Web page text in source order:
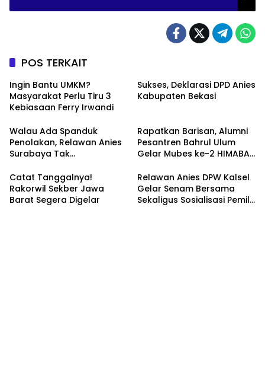
POS TERKAIT
Ingin Bantu UMKM?
Masyarakat Perlu Tiru 3
Kebiasaan Ferry Irwandi
Sukses, Deklarasi DPD Anies
Kabupaten Bekasi
Walau Ada Spanduk
Penolakan, Relawan Anies
Surabaya Tak
Rapatkan Barisan, Alumni
Pesantren Bahrul Ulum
Gelar Mubes ke-2 HIMABAS
Semarang
Catat Tanggalnya!
Rakorwil Sekber Jawa
Barat Segera Digelar
Relawan Anies DPW Kalsel
Gelar Senam Bersama
Sekaligus Sosialisasi Pemilu